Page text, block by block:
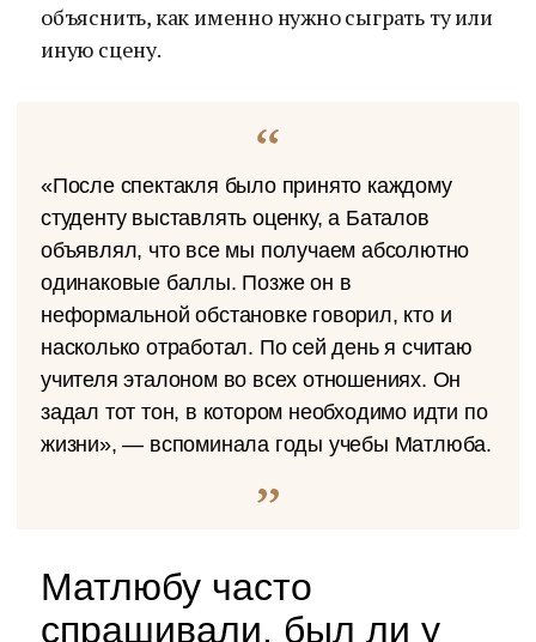
объяснить, как именно нужно сыграть ту или
иную сцену.
«После спектакля было принято каждому
студенту выставлять оценку, а Баталов
объявлял, что все мы получаем абсолютно
одинаковые баллы. Позже он в
неформальной обстановке говорил, кто и
насколько отработал. По сей день я считаю
учителя эталоном во всех отношениях. Он
задал тот тон, в котором необходимо идти по
жизни», — вспоминала годы учебы Матлюба.
Матлюбу часто
спрашивали, был ли у